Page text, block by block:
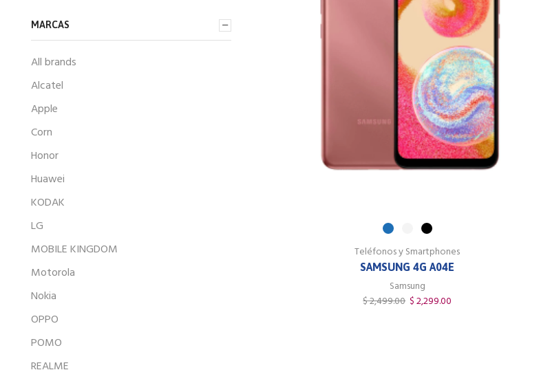
Teléfonos y Smartphones
SAMSUNG 4G A04E
Samsung
$2,499.00 $ 2,299.00
MARCAS
All brands
Alcatel
Apple
Corn
Honor
Huawei
KODAK
LG
MOBILE KINGDOM
Motorola
Nokia
OPPO
POMO
REALME